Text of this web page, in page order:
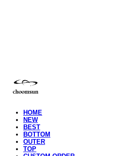
HOME
NEW
BEST
BOTTOM
OUTER
TOP